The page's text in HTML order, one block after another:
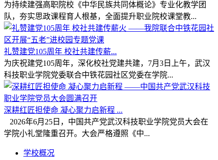
为持续建强高职院校《中华民族共同体概论》专业化教学团
队，夯实思政课程育人根基，全面提升职业院校课堂教...
礼赞建党105周年 校社共建传薪...
为庆祝建党105周年，深化校社党建共建，7月3日上午，武汉
科技职业学院党委联合中铁花园社区党委在学院...
深耕红匠担使命 凝心聚力启新程 ...
2026年6月25日，中国共产党武汉科技职业学院党员大会在
学院小礼堂隆重召开。大会严格遵照《中...
学校概况